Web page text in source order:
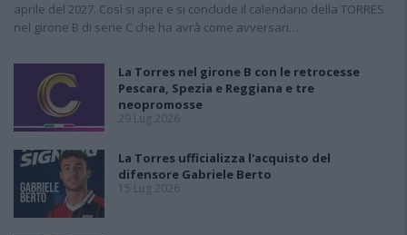
aprile del 2027. Così si apre e si conclude il calendario della TORRES
nel girone B di serie C che ha avrà come avversari…
La Torres nel girone B con le retrocesse
Pescara, Spezia e Reggiana e tre
neopromosse
29 Lug 2026
La Torres ufficializza l'acquisto del
difensore Gabriele Berto
15 Lug 2026